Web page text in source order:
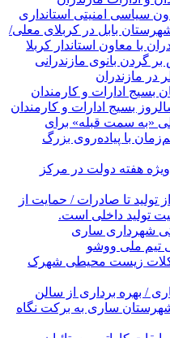
سیاسی امنیتی استانداری
بابل در کربلای معلی/
با معاون استاندار کربلا
گردن بانوی مازندرانی
در مازندران
ادارات و کارمندان
بسیج ادارات و کارمندان
«به سمت قبله» برای
با پیاده‌روی بزرگ
زنی ۲۳۰ پروژه ویژه هفته دولت در مرکز
تولید تا صادرات / حمایت از
تولید داخلی است.
شهرداری ساری
تیم ملی ووشو
زیست محیطی شهرک
مردم ساری / بهره برداری از سالن
ساری به برکت نگاه